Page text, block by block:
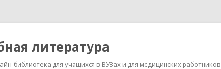
литература
библиотека для учащихся в ВУЗах и для медицинских работников